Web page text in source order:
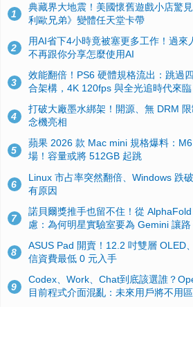
1
典藏界大地震！美國懷舊遊戲小店驚
利歐兄弟》變體任天堂卡帶
2
用AI省下4小時竟被塞更多工作！過來
不再跟你分享怎麼使用AI
3
效能翻倍！PS6 硬體規格流出：跳過
合架構，4K 120fps 與全光追時代來臨
4
打破大廠墨水綁架！開源、無 DRM
念機亮相
5
蘋果 2026 款 Mac mini 規格爆料：
場！容量或將 512GB 起跳
6
Linux 市占率突然翻倍、Windows 跌
有原因
7
諾貝爾獎推手也留不住！從
慮：為何明星實驗室要為 Gemini 讓路
8
ASUS Pad 開賣！12.2 吋雙層 OLED
信資費最低 0 元入手
9
Codex、Work、Chat到底該選誰？
目前程式介面混亂：未來用戶將不用